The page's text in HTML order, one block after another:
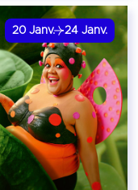
20 Janv. 24 Janv.